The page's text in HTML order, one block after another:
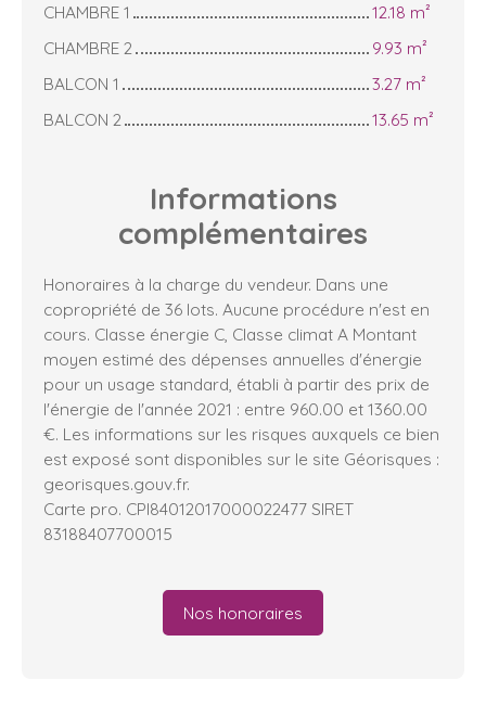
CHAMBRE 1
12.18 m²
CHAMBRE 2
9.93 m²
BALCON 1
3.27 m²
BALCON 2
13.65 m²
Informations
complémentaires
Honoraires à la charge du vendeur. Dans une
copropriété de 36 lots. Aucune procédure n'est en
cours. Classe énergie C, Classe climat A Montant
moyen estimé des dépenses annuelles d'énergie
pour un usage standard, établi à partir des prix de
l'énergie de l'année 2021 : entre 960.00 et 1360.00
€. Les informations sur les risques auxquels ce bien
est exposé sont disponibles sur le site Géorisques :
georisques.gouv.fr.
Carte pro. CPI84012017000022477 SIRET
83188407700015
Nos honoraires